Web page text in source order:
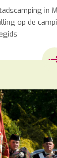
in
op de